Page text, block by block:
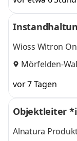
Wioss Witron
Mörfelden-
vor 7 Tagen
Objektleiter
Alnatura